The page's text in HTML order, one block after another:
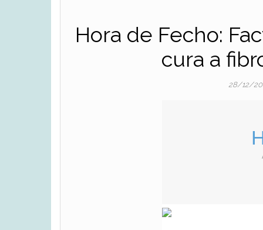
Hora de Fecho:
cura a
28/12/